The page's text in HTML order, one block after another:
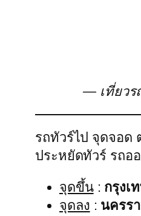
— เที่ยวร
รถทัวร์ไป จุดจอด
ประหยัดทัวร์ รถอ
จุดขึ้น: กรุงเ
จุดลง : นครร